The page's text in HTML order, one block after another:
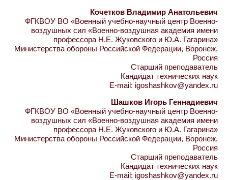
Кочетков Владимир Анатольевич
ФГКВОУ ВО «Военный учебно-научный центр Военно-
воздушных сил «Военно-воздушная академия имени
профессора Н.Е. Жуковского и Ю.А. Гагарина»
Министерства обороны Российской Федерации, Воронеж,
Россия
Старший преподаватель
Кандидат технических наук
E-mail: igoshashkov@yandex.ru
Шашков Игорь Геннадиевич
ФГКВОУ ВО «Военный учебно-научный центр Военно-
воздушных сил «Военно-воздушная академия имени
профессора Н.Е. Жуковского и Ю.А. Гагарина»
Министерства обороны Российской Федерации, Воронеж,
Россия
Старший преподаватель
Кандидат технических наук
E-mail: igoshashkov@yandex.ru